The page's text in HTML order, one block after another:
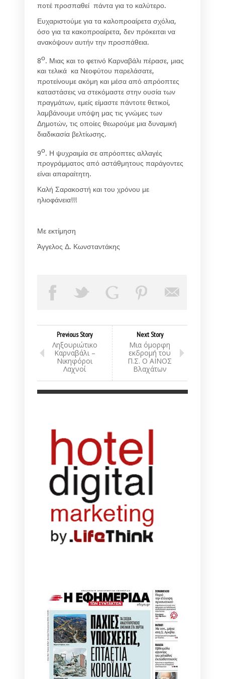
ποτέ προσπαθεί πάντα για το καλύτερο.
Ευχαριστούμε για τα καλοπροαίρετα σχόλια,
όσο για τα κακοπροαίρετα, δεν πρόκειται να
ανακόψουν αυτήν την προσπάθεια.
8ο. Μιας και το φετινό Καρναβάλι πέρασε, μιας
και τελικά κα Νεοφύτου παρελάσατε,
προτείνουμε ακόμη και μέσα από απρόοπτες
καταστάσεις να στεκόμαστε στην ουσία των
πραγμάτων, εμείς είμαστε πάντοτε θετικοί,
λαμβάνουμε υπόψη μας τις γνώμες των
Δημοτών, τις οποίες θεωρούμε μια δυναμική
διαδικασία βελτίωσης.
9ο. Η ψυχραιμία σε απρόοπτες αλλαγές
προγράμματος από αστάθμητους παράγοντες
είναι απαραίτητη.
Καλή Σαρακοστή και του χρόνου με
ηλιοφάνεια!!!
Με εκτίμηση
Άγγελος Δ. Κωνσταντάκης
Previous Story
Ληξουριώτικο
Καρναβάλι –
Νικηφόροι
Λαχνοί
Next Story
Μια όμορφη
εκδρομή του
Π.Σ. Ο ΑΙΝΟΣ
Βλαχάτων